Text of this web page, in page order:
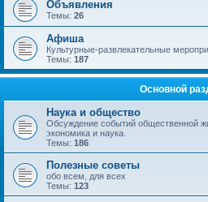
Объявления
Темы: 26
Афиша
Культурные-развлекательные
Темы: 187
Основной
Наука и общество
Обсуждение событий общественной
экономика и наука.
Темы: 186
Полезные советы
обо всем, для всех
Темы: 123